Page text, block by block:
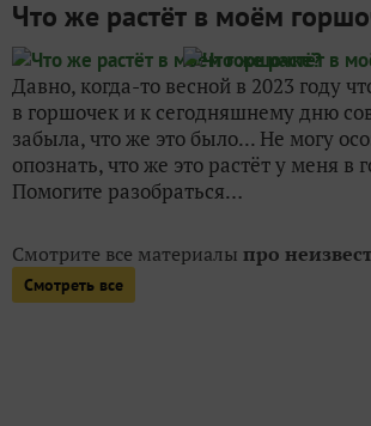
Что же растёт в моём
Давно, когда-то весной в 2023 году
в горшочек и к сегодняшнему дню
забыла, что же это было... Не могу
опознать, что же это растёт у меня в
Помогите разобраться…
Смотрите все материалы про
Смотреть все